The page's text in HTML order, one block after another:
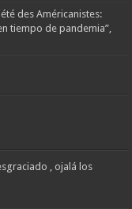
des Américanistes:
tiempo de pandemia”,
, ojalá los